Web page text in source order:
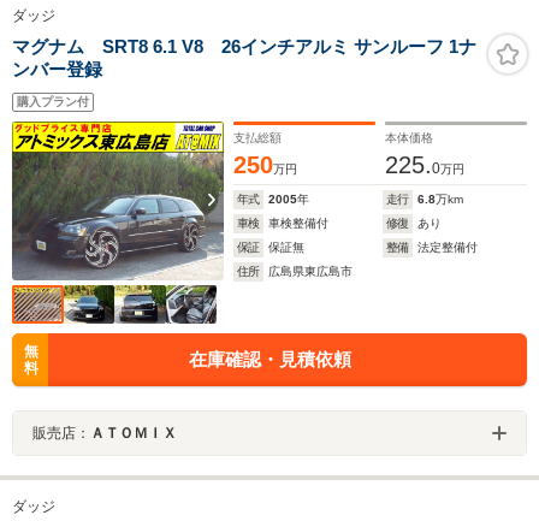
ダッジ
マグナム SRT8 6.1 V8 26インチアルミ サンルーフ 1ナ
ンバー登録
購入プラン付
支払総額
250万円
本体価格
225.0万円
年式 2005年 走行 6.8万km
車検
車検整備付 修復
あり
保証
保証無 整備
法定整備付
住所
広島県東広島市
無
料
在庫確認・見積依頼
販売店： ＡＴＯＭＩＸ
ダッジ